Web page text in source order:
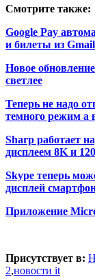
Смотрите также:
Google Pay
и билеты из Gmail
Новое
светлее
Теперь не надо
темного режим а
Sharp работает
дисплеем 8K и
Skype теперь
дисплей
Приложение
Присутствует в:
2,новости it